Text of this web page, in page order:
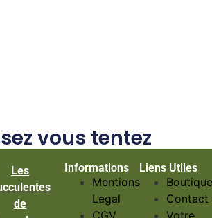
vous tentez
Les
de
Informations
Mentions
Legal
CGV
Liens Utiles
Contact
Votre